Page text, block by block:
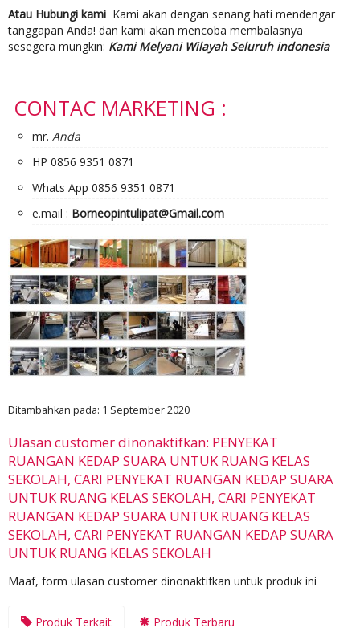
Atau Hubungi kami Kami akan dengan senang hati mendengar
tanggapan Anda! dan kami akan mencoba membalasnya
sesegera mungkin: Kami Melyani Wilayah Seluruh indonesia
CONTAC MARKETING :
mr. Anda
HP 0856 9351 0871
Whats App 0856 9351 0871
e.mail : Borneopintulipat@Gmail.com
Ditambahkan pada: 1 September 2020
Ulasan customer dinonaktifkan: PENYEKAT
RUANGAN KEDAP SUARA UNTUK RUANG KELAS
SEKOLAH, CARI PENYEKAT RUANGAN KEDAP SUARA
UNTUK RUANG KELAS SEKOLAH, CARI PENYEKAT
RUANGAN KEDAP SUARA UNTUK RUANG KELAS
SEKOLAH, CARI PENYEKAT RUANGAN KEDAP SUARA
UNTUK RUANG KELAS SEKOLAH
Maaf, form ulasan customer dinonaktifkan untuk produk ini
Produk Terkait Produk Terbaru